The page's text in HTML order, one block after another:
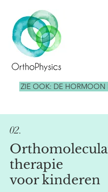
ZIE OOK: DE HORMOON
02.
therapie
voor kinderen